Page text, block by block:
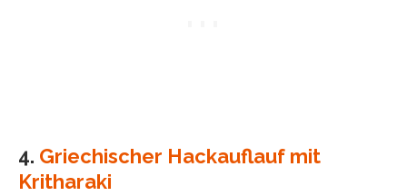
4. Griechischer Hackauflauf mit
Kritharaki